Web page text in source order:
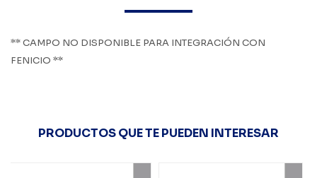
** CAMPO NO DISPONIBLE PARA INTEGRACIÓN CON
FENICIO **
PRODUCTOS QUE TE PUEDEN INTERESAR